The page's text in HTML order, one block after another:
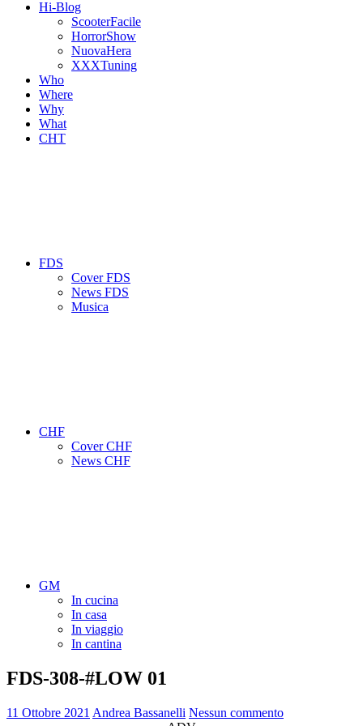
Hi-Blog
ScooterFacile
HorrorShow
NuovaHera
XXXTuning
Who
Where
Why
What
CHT
FDS
Cover FDS
News FDS
Musica
CHF
Cover CHF
News CHF
GM
In cucina
In casa
In viaggio
In cantina
FDS-308-#LOW 01
11 Ottobre 2021 Andrea Bassanelli Nessun commento